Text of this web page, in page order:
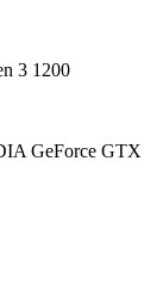
3 1200
GeForce GTX